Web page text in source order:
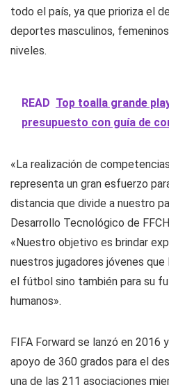
todo el país, ya que prioriza el
deportes masculinos,
niveles.
READ Top toalla grande
presupuesto con guía de
«La realización de
representa un gran esfuerzo
distancia que divide a nuestro
Desarrollo Tecnológico de
«Nuestro objetivo es brindar
nuestros jugadores jóvenes que
el fútbol sino también para su
humanos».
FIFA Forward se lanzó en 2016
apoyo de 360 ​​grados para el
una de las 211 asociaciones